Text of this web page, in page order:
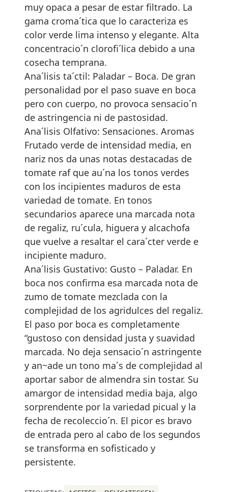
muy opaca a pesar de estar filtrado. La
gama croma´tica que lo caracteriza es
color verde lima intenso y elegante. Alta
concentracio´n clorofi´lica debido a una
cosecha temprana.
Ana´lisis ta´ctil: Paladar – Boca. De gran
personalidad por el paso suave en boca
pero con cuerpo, no provoca sensacio´n
de astringencia ni de pastosidad.
Ana´lisis Olfativo: Sensaciones. Aromas
Frutado verde de intensidad media, en
nariz nos da unas notas destacadas de
tomate raf que au´na los tonos verdes
con los incipientes maduros de esta
variedad de tomate. En tonos
secundarios aparece una marcada nota
de regaliz, ru´cula, higuera y alcachofa
que vuelve a resaltar el cara´cter verde e
incipiente maduro.
Ana´lisis Gustativo: Gusto – Paladar. En
boca nos confirma esa marcada nota de
zumo de tomate mezclada con la
complejidad de los agridulces del regaliz.
El paso por boca es completamente
“gustoso con densidad justa y suavidad
marcada. No deja sensacio´n astringente
y an~ade un tono ma´s de complejidad al
aportar sabor de almendra sin tostar. Su
amargor de intensidad media baja, algo
sorprendente por la variedad picual y la
fecha de recoleccio´n. El picor es bravo
de entrada pero al cabo de los segundos
se transforma en sofisticado y
persistente.